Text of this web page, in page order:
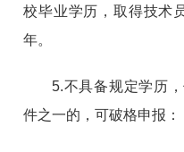
校毕业学历，取得技术
年。
5.不具备规定学历
件之一的，可破格申报：